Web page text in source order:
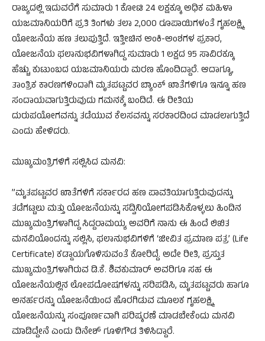
ರಾಜ್ಯದಲ್ಲಿ ಇದುವರೆಗೆ ಸುಮಾರು 1 ಕೋಟಿ 24 ಲಕ್ಷಕ್ಕೂ ಅಧಿಕ ಮಹಿಳಾ
ಯಜಮಾನಿಯರಿಗೆ ಪ್ರತಿ ತಿಂಗಳು ತಲಾ 2,000 ರೂಪಾಯಿಗಳಂತೆ ಗೃಹಲಕ್ಷ್ಮಿ
ಯೋಜನೆಯ ಹಣ ತಲುಪುತ್ತಿದೆ. ಇತ್ತೀಚಿನ ಅಂಕಿ-ಅಂಶಗಳ ಪ್ರಕಾರ,
ಯೋಜನೆಯ ಫಲಾನುಭವಿಗಳಾಗಿದ್ದ ಸುಮಾರು 1 ಲಕ್ಷದ 95 ಸಾವಿರಕ್ಕೂ
ಹೆಚ್ಚು ಕುಟುಂಬದ ಯಜಮಾನಿಯರು ಮರಣ ಹೊಂದಿದ್ದಾರೆ. ಆದಾಗ್ಯೂ,
ತಾಂತ್ರಿಕ ಕಾರಣಗಳಿಂದಾಗಿ ಮೃತಪಟ್ಟವರ ಬ್ಯಾಂಕ್ ಖಾತೆಗಳಿಗೂ ಇನ್ನೂ ಹಣ
ಸಂದಾಯವಾಗುತ್ತಿರುವುದು ಗಮನಕ್ಕೆ ಬಂದಿದೆ. ಈ ರೀತಿಯ
ದುರುಪಯೋಗವನ್ನು ತಡೆಯುವ ಕೆಲಸವನ್ನು ಸರಕಾರದಿಂದ ಮಾಡಲಾಗುತ್ತಿದೆ
ಎಂದು ಹೇಳಿದರು.
​ಮುಖ್ಯಮಂತ್ರಿಗಳಿಗೆ ಸಲ್ಲಿಸಿದ ಮನವಿ:
​”ಮೃತಪಟ್ಟವರ ಖಾತೆಗಳಿಗೆ ಸರ್ಕಾರದ ಹಣ ಪಾವತಿಯಾಗುತ್ತಿರುವುದನ್ನು
ತಡೆಗಟ್ಟಲು ಮತ್ತು ಯೋಜನೆಯನ್ನು ಸದ್ವಿನಿಯೋಗಪಡಿಸಿಕೊಳ್ಳಲು ಹಿಂದಿನ
ಮುಖ್ಯಮಂತ್ರಿಗಳಾಗಿದ್ದ ಸಿದ್ದರಾಮಯ್ಯ ಅವರಿಗೆ ನಾನು ಈ ಹಿಂದೆ ಲಿಖಿತ
ಮನವಿಯೊಂದನ್ನು ಸಲ್ಲಿಸಿ, ಫಲಾನುಭವಿಗಳಿಗೆ ‘ಜೀವಿತ ಪ್ರಮಾಣ ಪತ್ರ’ (Life
Certificate) ಕಡ್ಡಾಯಗೊಳಿಸುವಂತೆ ಕೋರಿದ್ದೆ. ಅದೇ ರೀತಿ, ಪ್ರಸ್ತುತ
ಮುಖ್ಯಮಂತ್ರಿಗಳಾಗಿರುವ ಡಿ.ಕೆ. ಶಿವಕುಮಾರ್ ಅವರಿಗೂ ಸಹ ಈ
ಯೋಜನೆಯಲ್ಲಿನ ಲೋಪದೋಷಗಳನ್ನು ಸರಿಪಡಿಸಿ, ಮೃತಪಟ್ಟವರು ಹಾಗೂ
ಅನರ್ಹರನ್ನು ಯೋಜನೆಯಿಂದ ಹೊರಗಿಡುವ ಮೂಲಕ ಗೃಹಲಕ್ಷ್ಮಿ
ಯೋಜನೆಯನ್ನು ಸಂಪೂರ್ಣವಾಗಿ ಪರಿಷ್ಕರಣೆ ಮಾಡಬೇಕೆಂದು ಮನವಿ
ಮಾಡಿದ್ದೇನೆ ಎಂದು ದಿನೇಶ್ ಗೂಳಿಗೌಡ ತಿಳಿಸಿದ್ದಾರೆ.